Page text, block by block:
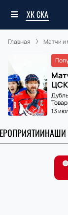
ХК СКА
Главная Матчи и
13
НАШИ